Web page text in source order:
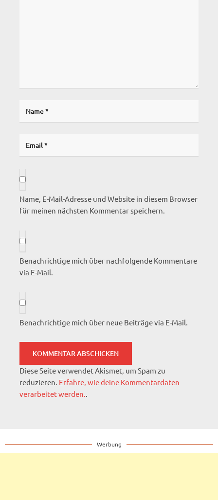
Name, E-Mail-Adresse und Website in diesem Browser
für meinen nächsten Kommentar speichern.
Benachrichtige mich über nachfolgende Kommentare
via E-Mail.
Benachrichtige mich über neue Beiträge via E-Mail.
Diese Seite verwendet Akismet, um Spam zu
reduzieren. Erfahre, wie deine Kommentardaten
verarbeitet werden..
Werbung